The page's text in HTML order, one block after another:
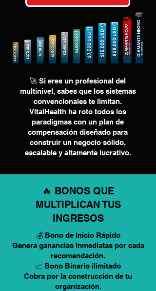
🚀 Si eres un profesional del
multinivel, sabes que los sistemas
convencionales te limitan.
VitalHealth ha roto todos los
paradigmas con un plan de
compensación diseñado para
construir un negocio sólido,
escalable y altamente lucrativo.
🔥 BONOS QUE
MULTIPLICAN TUS
INGRESOS
💰 Bono de Inicio Rápido
Genera ganancias inmediatas por cada
recomendación.
📈 Bono Binario ilimitado
Cobra por la construcción de tu
organización.